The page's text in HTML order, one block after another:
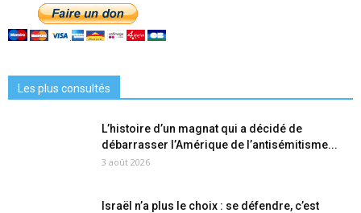
Les plus consultés
L’histoire d’un magnat qui a décidé de
débarrasser l’Amérique de l’antisémitisme...
3 août 2026
Israël n’a plus le choix : se défendre, c’est